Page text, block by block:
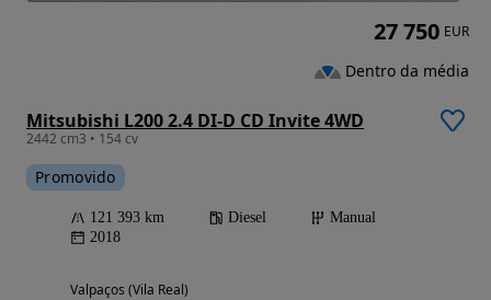
Mitsubishi L200 2.4 DI-D CD Invite 4WD
2442 cm3 • 154 cv
Promovido
121 393 km Diesel
Manual
2018
Valpaços (Vila Real)
27 750 EUR
Dentro da média